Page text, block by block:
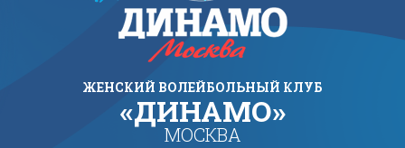
ЖЕНСКИЙ ВОЛЕЙБОЛЬНЫЙ КЛУБ
«ДИНАМО»
МОСКВА